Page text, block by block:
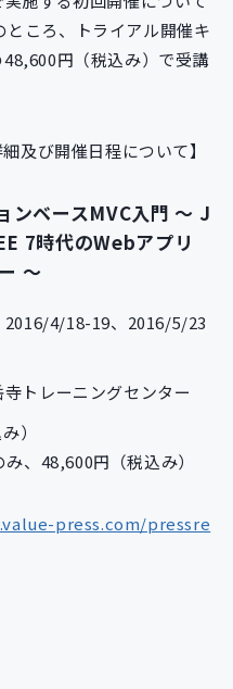
ころ、トライアル開催キ
円（税込み）で受講
及び開催日程について】
ンベースMVC入門 ～ J
7時代のWebアプリ
～
4/18-19、2016/5/23
トレーニングセンター
）
、48,600円（税込み）
press.com/pressre